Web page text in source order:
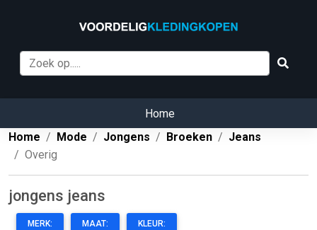
Home
Home
Mode Jongens Broeken
Jeans
Overig
jongens jeans
MERK: MAAT: KLEUR: